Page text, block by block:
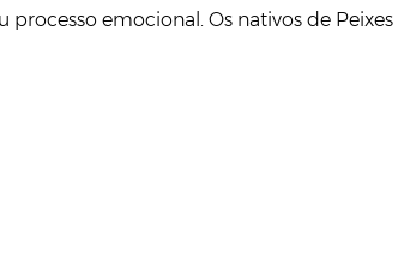
emocional. Os nativos de Peixes